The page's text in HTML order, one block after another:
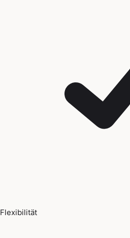
Flexibilität